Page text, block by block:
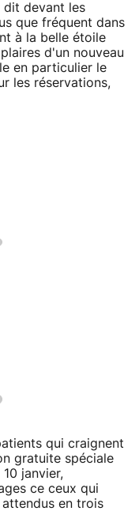
dit devant les
que fréquent dans
à la belle étoile
d'un nouveau
en particulier le
les réservations,
qui craignent
gratuite spéciale
janvier,
ce ceux qui
en trois